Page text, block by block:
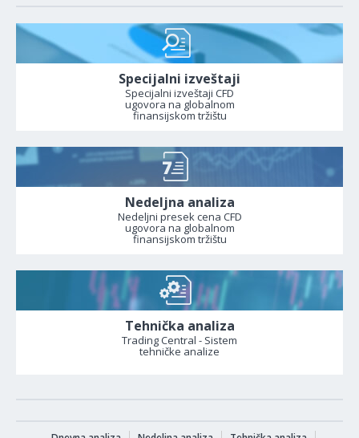
Specijalni izveštaji
Specijalni izveštaji CFD
ugovora na globalnom
finansijskom tržištu
Nedeljna analiza
Nedeljni presek cena CFD
ugovora na globalnom
finansijskom tržištu
Tehnička analiza
Trading Central - Sistem
tehničke analize